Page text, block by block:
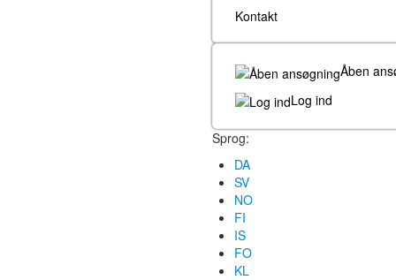
Kontakt
Åben
Log ind
Sprog:
DA
SV
NO
FI
IS
FO
KL